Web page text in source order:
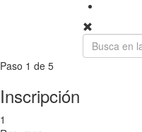
Paso 1 de 5
Inscripción
1